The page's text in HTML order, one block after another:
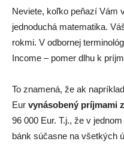
Neviete, koľko peňazí Vám
jednoduchá matematika.
rokmi. V odbornej
Income – pomer dlhu k
To znamená, že ak
Eur vynásobený príjmami
96 000 Eur. T.j., že v
bánk súčasne na všetkých